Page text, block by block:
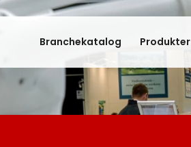
Branchekatalog Produkter